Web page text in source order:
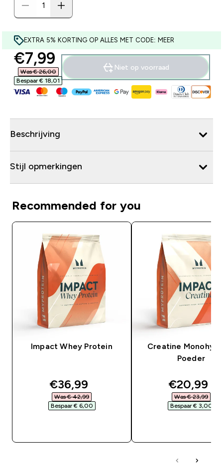
EXTRA 5% KORTING OP ALLES MET CODE: MEER
discounted price
€7,99‎
Was € 26,00‎
Bespaar € 18,01‎
Niet op voorraad
Beschrijving
Stijl opmerkingen
Recommended for you
Impact Whey Protein
discounted price
€36,99‎
Was € 42,99‎
Bespaar € 6,00‎
Creatine
Poeder
€20,99‎
Was € 23,99‎
Bespaar € 3,00‎